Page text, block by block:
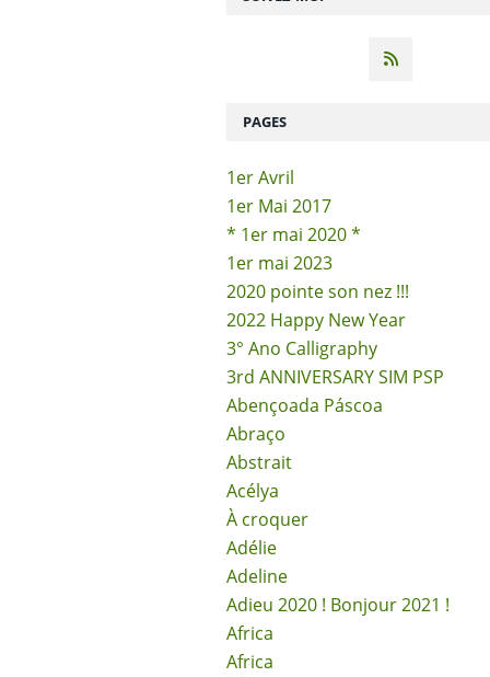
PAGES
1er Avril
1er Mai 2017
* 1er mai 2020 *
1er mai 2023
2020 pointe son nez !!!
2022 Happy New Year
3° Ano Calligraphy
3rd ANNIVERSARY SIM PSP
Abençoada Páscoa
Abraço
Abstrait
Acélya
À croquer
Adélie
Adeline
Adieu 2020 ! Bonjour 2021 !
Africa
Africa